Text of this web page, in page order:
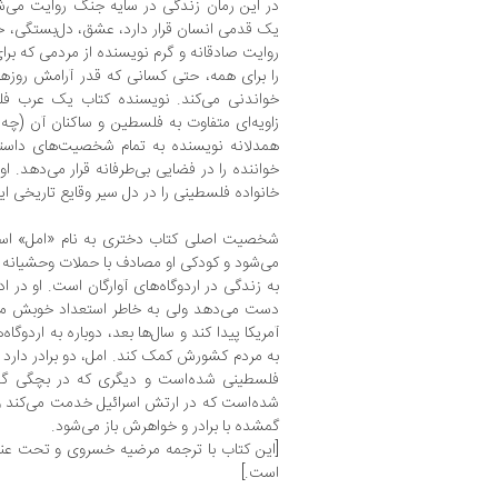
در این رمان زندگی در سایه جنگ روایت
یک قدمی انسان قرار دارد، عشق، دل‌بستگی،
روایت صادقانه و گرم نویسنده از مردمی که
را برای همه، حتی کسانی که قدر آرامش
خواندنی می‌کند. نویسنده کتاب یک عرب
زاویه‌ای متفاوت به فلسطین و ساکنان آن
همدلانه نویسنده به تمام شخصیت‌های
خواننده را در فضایی بی‌طرفانه قرار
خانواده فلسطینی را در دل سیر وقایع
شخصیت اصلی کتاب دختری به نام «امل»
می‌شود و کودکی او مصادف با حملات
به زندگی در اردوگاه‌های آوارگان است. او
دست می‌دهد ولی به خاطر استعداد خوبش
آمریکا پیدا کند و سال‌ها بعد، دوباره به
به مردم کشورش کمک کند. امل، دو برادر دارد
فلسطینی شده‌است و دیگری که در بچگی
شده‌است که در ارتش اسرائیل خدمت می‌کند و
گمشده با برادر و خواهرش باز می‌شود.
[این کتاب با ترجمه مرضیه خسروی و تحت
است.]